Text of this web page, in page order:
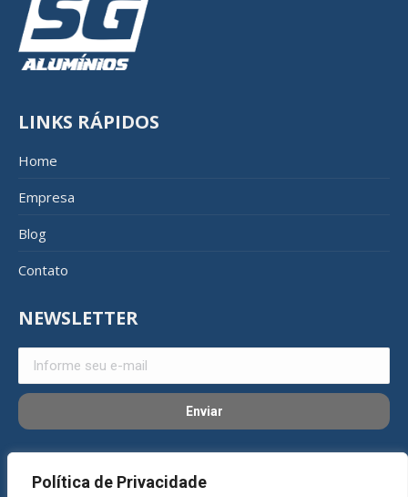
Política de Privacidade
LINKS RÁPIDOS
Home
Empresa
Blog
Contato
NEWSLETTER
REDES SOCIAIS